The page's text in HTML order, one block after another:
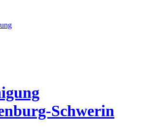
Schwerin